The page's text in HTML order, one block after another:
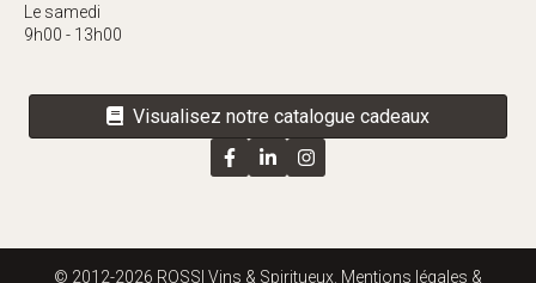
Le samedi
9h00 - 13h00
Visualisez notre catalogue cadeaux
© 2012-2026 ROSSI Vins & Spiritueux. Mentions légales &